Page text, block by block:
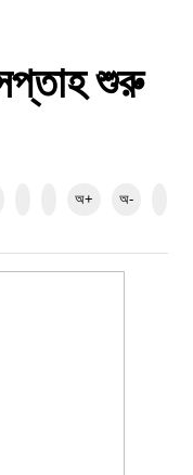
সপ্তাহ শুরু
অ+ অ-